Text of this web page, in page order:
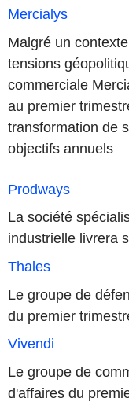
Mercialys
Malgré un
tensions
commerciale
au premier
transformation de
objectifs annuels
Prodways
La société
industrielle livrera
Thales
Le groupe de
du premier
Vivendi
Le groupe de
d'affaires du